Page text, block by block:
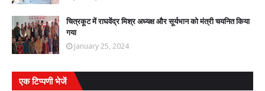
चित्रकूट में राघवेंद्र मिश्र अध्यक्ष और सूर्यभान को मंत्री चयनित किया
गया
January 25, 2024
एक टिप्पणी भेजें